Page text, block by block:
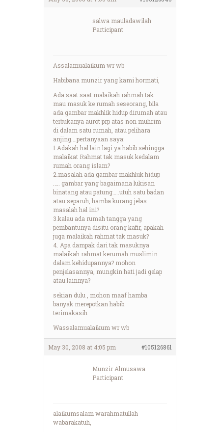
salwa mauladawilah
Participant
Assalamualaikum wr wb
Habibana munzir yang kami hormati,
Ada saat saat malaikah rahmah tak
mau masuk ke rumah seseorang, bila
ada gambar makhlik hidup dirumah atau
terbukanya aurot prp atas non muhrim
di dalam satu rumah, atau pelihara
anjing….pertanyaan saya:
1.Adakah hal lain lagi ya habib sehingga
malaikat Rahmat tak masuk kedalam
rumah orang islam?
2.masalah ada gambar makhluk hidup
….. gambar yang bagaimana lukisan
binatang atau patung…..utuh satu badan
atau separuh, hamba kurang jelas
masalah hal ini?
3.kalau ada rumah tangga yang
pembantunya disitu orang kafir, apakah
juga malaikah rahmat tak masuk?
4. Apa dampak dari tak masuknya
malaikah rahmat kerumah muslimin
dalam kehidupannya? mohon
penjelasannya, mungkin hati jadi gelap
atau lainnya?
sekian dulu , mohon maaf hamba
banyak merepotkan habib.
terimakasih
Wassalamualaikum wr wb
May 30, 2008 at 4:05 pm #105126861
Munzir Almusawa
Participant
alaikumsalam warahmatullah
wabarakatuh,